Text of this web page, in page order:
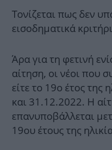
Τονίζεται πως δεν
εισοδηματικά
Άρα για τη φετινή
αίτηση, οι νέοι που
είτε το 19ο έτος της
και 31.12.2022. Η
επανυποβάλλεται
19ου έτους της